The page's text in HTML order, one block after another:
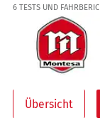
6 TESTS UND
Übersicht